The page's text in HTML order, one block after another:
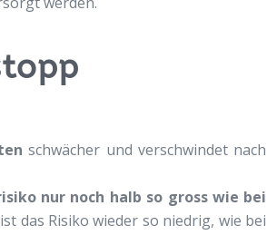
schwächer und verschwindet nach
nur noch halb so gross wie bei
das Risiko wieder so niedrig, wie bei